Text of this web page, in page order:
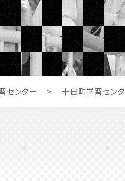
センター > 十日町学習セン